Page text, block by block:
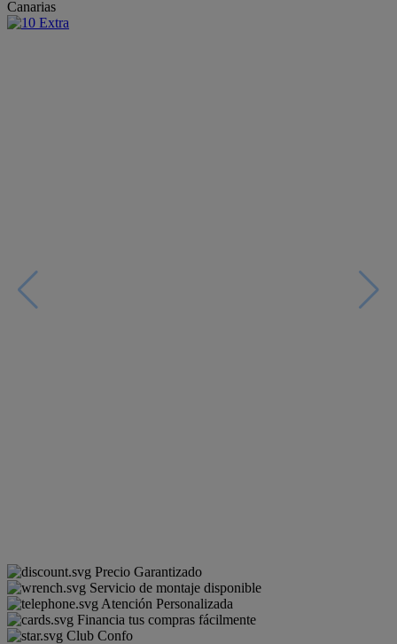
Canarias
Precio Garantizado
Servicio de montaje disponible
Atención Personalizada
Financia tus compras fácilmente
Club Confo